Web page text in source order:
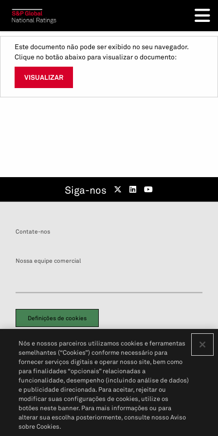
Este documento não pode ser exibido no seu navegador.
Clique no botão abaixo para visualizar o documento:
VISUALIZAR
Siga-nos
Contate-nos
Nossa equipe comercial
Definições de cookies
Política de PrivacidadePortal de privacidade do cliente (em inglês)
Não Venda Minhas Informações Pessoais© 2026 S&P Global
Nós e nossos parceiros utilizamos cookies e ferramentas
semelhantes (“Cookies”) conforme necessário para
fornecer serviços digitais e operar nosso site, bem como
para finalidades “opcionais” relacionadas a
funcionalidade, desempenho (incluindo análise de dados)
e publicidade direcionada. Para aceitar, rejeitar ou
modificar suas configurações de cookies, utilize os
botões neste banner. Para mais informações ou para
alterar sua escolha posteriormente, consulte nosso Aviso
sobre Cookies.